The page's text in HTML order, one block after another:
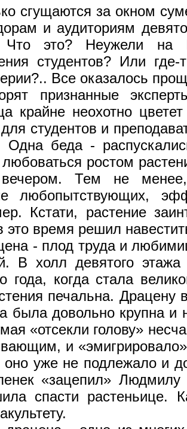
сгущаются за окном
и аудиториям
Что это? Неужели на
студентов? Или
Все оказалось
признанные
крайне неохотно
студентов и
Одна беда -
любоваться ростом
Тем не менее,
любопытствующих,
Кстати, растение
это время решил
- плод труда и
В холл девятого
года, когда стала
печальна.
была довольно крупна и
«отсекли голову»
и
оно уже не подлежало и
«зацепил»
спасти растеньице.